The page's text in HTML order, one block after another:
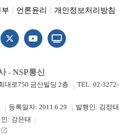
언론윤리 개인정보처리방침
- NSP통신
대로750 금산빌딩 2층
TEL: 02-3272-
등록일자: 2011.6.29
발행인: 김정태
: 강은태
launch